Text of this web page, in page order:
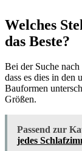
Welches
das Beste?
Bei der Suche
dass es dies in den
Bauformen
Größen.
Passend zur
jedes